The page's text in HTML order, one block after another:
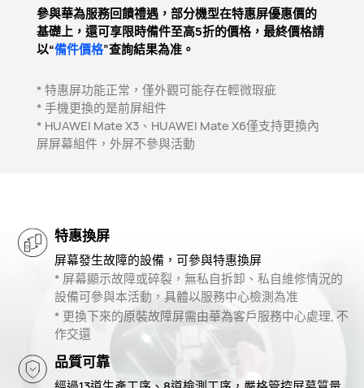
參與華為服務回饋禮遇，部分機型在特惠屏優惠價的
基礎上，還可享限時備件至高5折的價格，最終價格請
以“備件價格”查詢結果為准。
* 特惠屏功能正常，僅外觀可能存在輕微瑕疵
* 手機更換的是前屏組件
* HUAWEI Mate X3、HUAWEI Mate X6僅支持更換內
屏屏幕組件，外屏不參與活動
特惠換屏
屏幕發生故障的設備，可參與特惠換屏
* 屏幕顯示故障或碎裂，無私自拆卸、私自維修情況的
設備可參與本活動，具體以服務中心檢測為准
* 更換下來的原裝故障屏需由華為客戶服務中心處理, 不
作交還
品質可靠